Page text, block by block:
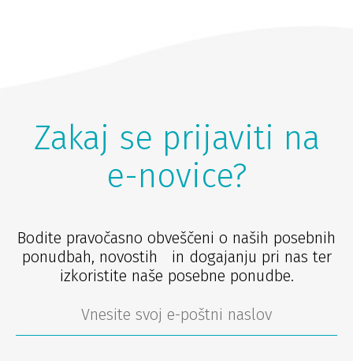
Zakaj se prijaviti na
e-novice?
Bodite pravočasno obveščeni o naših posebnih
ponudbah, novostih in dogajanju pri nas ter
izkoristite naše posebne ponudbe.